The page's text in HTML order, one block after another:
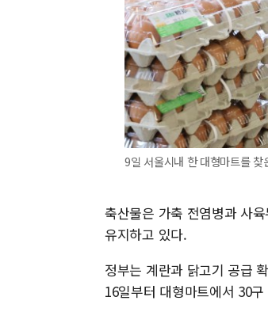
9일 서울시내 한 대형마트를
축산물은 가축 전염병과 사
유지하고 있다.
정부는 계란과 닭고기 공급
16일부터 대형마트에서 30